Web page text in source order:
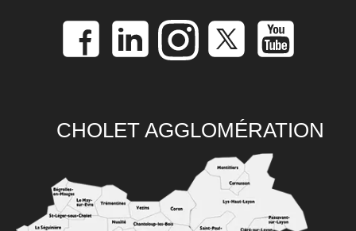
CHOLET AGGLOMÉRATION